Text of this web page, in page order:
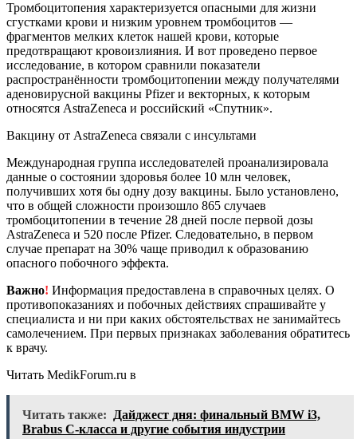
Тромбоцитопения характеризуется опасными для жизни
сгустками крови и низким уровнем тромбоцитов —
фрагментов мелких клеток нашей крови, которые
предотвращают кровоизлияния. И вот проведено первое
исследование, в котором сравнили показатели
распространённости тромбоцитопении между получателями
аденовирусной вакцины Pfizer и векторных, к которым
относятся AstraZeneca и российский «Спутник».
Вакцину от AstraZeneca связали с инсультами
Международная группа исследователей проанализировала
данные о состоянии здоровья более 10 млн человек,
получивших хотя бы одну дозу вакцины. Было установлено,
что в общей сложности произошло 865 случаев
тромбоцитопении в течение 28 дней после первой дозы
AstraZeneca и 520 после Pfizer. Следовательно, в первом
случае препарат на 30% чаще приводил к образованию
опасного побочного эффекта.
Важно! Информация предоставлена в справочных целях. О
противопоказаниях и побочных действиях спрашивайте у
специалиста и ни при каких обстоятельствах не занимайтесь
самолечением. При первых признаках заболевания обратитесь
к врачу.
Читать MedikForum.ru в
Читать также:
Дайджест дня: финальный BMW i3,
Brabus C-класса и другие события индустрии